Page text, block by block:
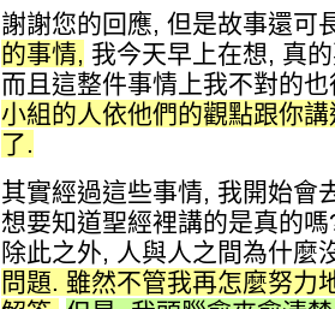
謝謝您的回應, 但是故事還可
的事情, 我今天早上在想, 真
而且這整件事情上我不對的
小組的人依他們的觀點跟你
了.
其實經過這些事情, 我開始會
想要知道聖經裡講的是真的
除此之外, 人與人之間為什麼
問題. 雖然不管我再怎麼努力